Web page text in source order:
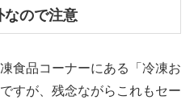
なので注意
食品コーナーにある「冷凍お
すが、残念ながらこれもセー